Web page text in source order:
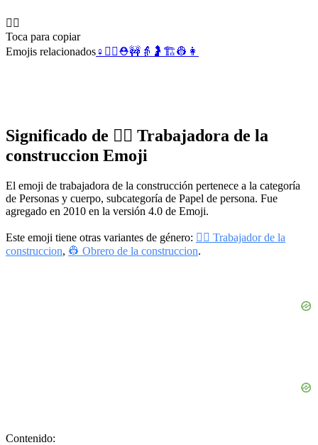
👷‍♀️
Toca para copiar
Emojis relacionados♀️ 👷‍♂️⛑️🚧 👵 🤰 🏗️👷 👩
Significado de 👷‍♀️ Trabajadora de la
construccion Emoji
El emoji de trabajadora de la construcción pertenece a la categoría
de Personas y cuerpo, subcategoría de Papel de persona. Fue
agregado en 2010 en la versión 4.0 de Emoji.
Este emoji tiene otras variantes de género: 👷‍♂️ Trabajador de la
construccion, 👷 Obrero de la construccion.
Contenido: